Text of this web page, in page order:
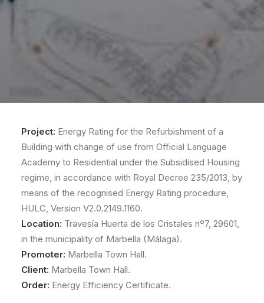
Project: Energy Rating for the Refurbishment of a
Building with change of use from Official Language
Academy to Residential under the Subsidised Housing
regime, in accordance with Royal Decree 235/2013, by
means of the recognised Energy Rating procedure,
HULC, Version V2.0.2149.1160.
Location: Travesía Huerta de los Cristales nº7, 29601,
in the municipality of Marbella (Málaga).
Promoter: Marbella Town Hall.
Client: Marbella Town Hall.
Order: Energy Efficiency Certificate.